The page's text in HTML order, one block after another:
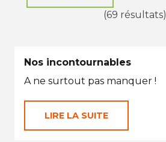
(69 résultats)
Nos incontournables
A ne surtout pas manquer !
LIRE LA SUITE